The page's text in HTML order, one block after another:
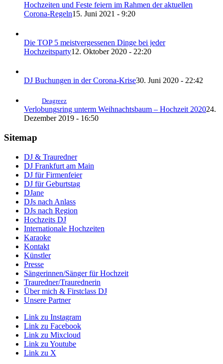
Hochzeiten und Feste feiern im Rahmen der aktuellen
Corona-Regeln15. Juni 2021 - 9:20
Die TOP 5 meistvergessenen Dinge bei jeder
Hochzeitsparty12. Oktober 2020 - 22:20
DJ Buchungen in der Corona-Krise30. Juni 2020 - 22:42
Deagreez
Verlobungsring unterm Weihnachtsbaum – Hochzeit 202024.
Dezember 2019 - 16:50
Sitemap
DJ & Trauredner
DJ Frankfurt am Main
DJ für Firmenfeier
DJ für Geburtstag
DJane
DJs nach Anlass
DJs nach Region
Hochzeits DJ
Internationale Hochzeiten
Karaoke
Kontakt
Künstler
Presse
Sängerinnen/Sänger für Hochzeit
Trauredner/Traurednerin
Über mich & Firstclass DJ
Unsere Partner
Link zu Instagram
Link zu Facebook
Link zu Mixcloud
Link zu Youtube
Link zu X